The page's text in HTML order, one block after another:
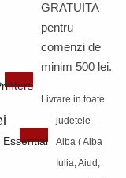
GRATUITA
pentru
comenzi de
minim 500 lei.
Livrare in toate
judetele –
Alba ( Alba
Iulia, Aiud,